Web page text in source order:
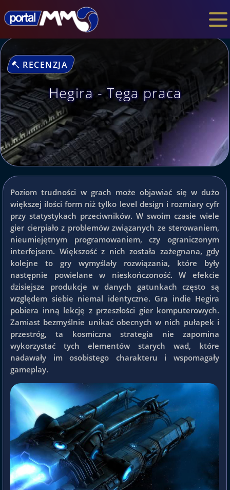
RECENZJA
Hegira - Tęga praca
Poziom trudności w grach może objawiać się w dużo
większej ilości form niż tylko level design i rozmiary cyfr
przy statystykach przeciwników. W swoim czasie wiele
gier cierpiało z problemów związanych ze sterowaniem,
nieumiejętnym programowaniem, czy ograniczonym
interfejsem. Większość z nich została zażegnana, gdy
kolejne to gry wymyślały rozwiązania, które były
następnie powielane w nieskończoność. W efekcie
dzisiejsze produkcje w danych gatunkach często są
względem siebie niemal identyczne. Gra indie Hegira
pobiera inną lekcję z przeszłości gier komputerowych.
Zamiast bezmyślnie unikać obecnych w nich pułapek i
przestróg, ta kosmiczna strategia nie zapomina
wykorzystać tych elementów starych wad, które
nadawały im osobistego charakteru i wspomagały
gameplay.